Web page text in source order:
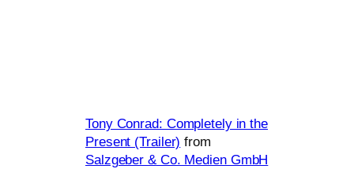
Tony Conrad: Completely in the
Present (Trailer) from
Salzgeber&Co. Medien GmbH